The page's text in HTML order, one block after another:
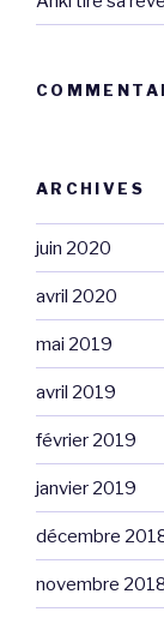
ARCHIVES
juin 2020
avril 2020
mai 2019
avril 2019
février 2019
janvier 2019
décembre
novembre